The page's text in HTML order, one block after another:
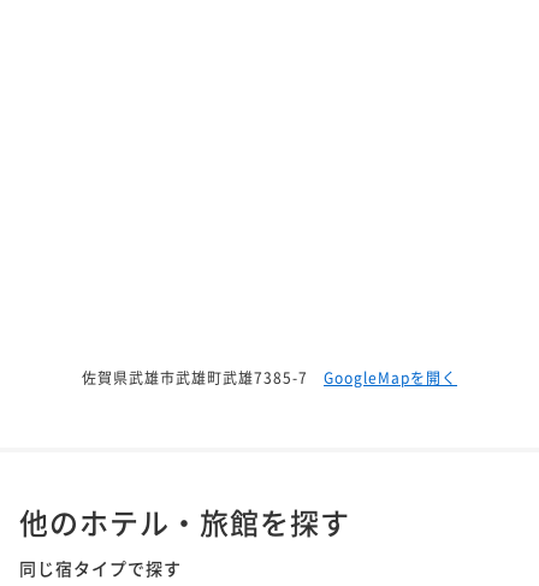
佐賀県武雄市武雄町武雄7385-7 GoogleMapを開く
他のホテル・旅館を探す
同じ宿タイプで探す